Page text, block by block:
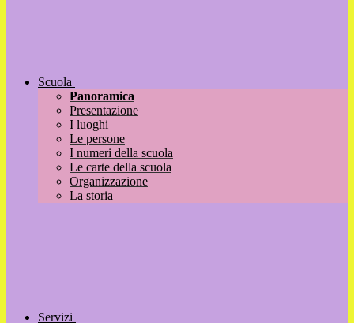
Scuola
Panoramica
Presentazione
I luoghi
Le persone
I numeri della scuola
Le carte della scuola
Organizzazione
La storia
Servizi